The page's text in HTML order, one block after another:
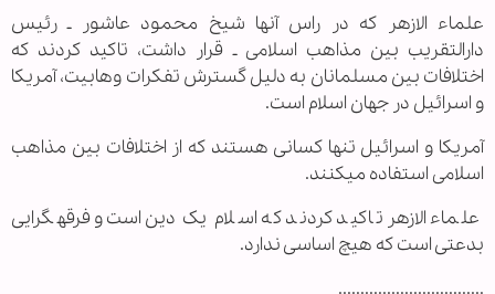
علماء الازهر که در راس آن‏ها شیخ محمود عاشور ـ رئیس
دارالتقریب بین مذاهب اسلامی ـ قرار داشت، تاکید کردند که
اختلافات بین مسلمانان به دلیل گسترش تفکرات وهابیت، آمریکا
و اسرائیل در جهان اسلام است.
آمریکا و اسرائیل تنها کسانی هستند که از اختلافات بین مذاهب
اسلامی استفاده می‏کنند.
علماء الازهر تاکید کردند که اسلام یک دین است و فرقه‏گرایی
بدعتی است که هیچ اساسی ندارد.